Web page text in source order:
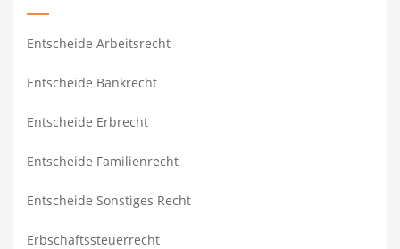
Entscheide Arbeitsrecht
Entscheide Bankrecht
Entscheide Erbrecht
Entscheide Familienrecht
Entscheide Sonstiges Recht
Erbschaftssteuerrecht